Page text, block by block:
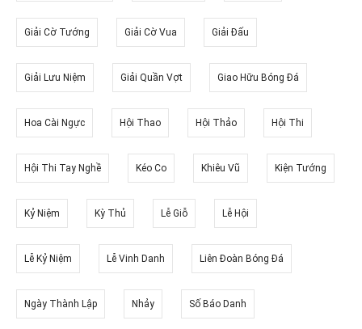
Giải Cờ Tướng Giải Cờ Vua Giải Đấu
Giải Lưu Niệm Giải Quần Vợt Giao Hữu Bóng Đá
Hoa Cài Ngực Hội Thao Hội Thảo Hội Thi
Hội Thi Tay Nghề Kéo Co Khiêu Vũ Kiện Tướng
Kỷ Niệm Kỳ Thủ Lễ Giỗ Lễ Hội
Lễ Kỷ Niệm Lễ Vinh Danh Liên Đoàn Bóng Đá
Ngày Thành Lập Nhảy Số Báo Danh